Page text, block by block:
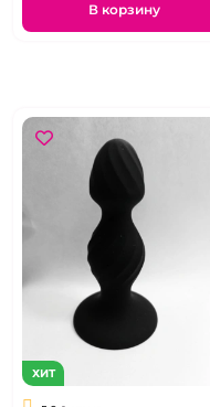
В корзину
ХИТ